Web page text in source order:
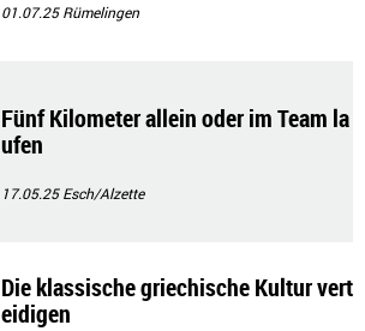
01.07.25Rümelingen
Fünf Kilometer allein oder im Team la
ufen
17.05.25Esch/Alzette
Die klassische griechische Kultur vert
eidigen